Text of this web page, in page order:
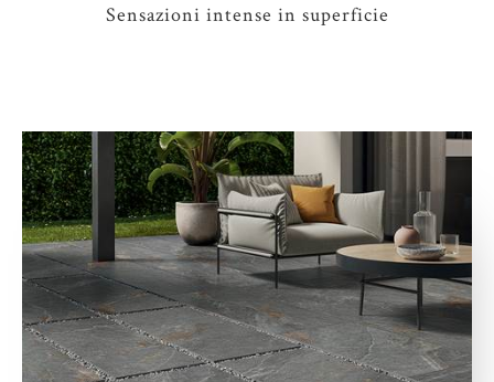
Sensazioni intense in superficie